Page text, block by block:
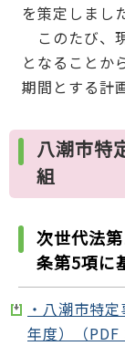
を策定しまし
このたび、
となることか
期間とする計
八潮市特
組
次世代法
条第5項に
・八潮市特
年度）（PDF